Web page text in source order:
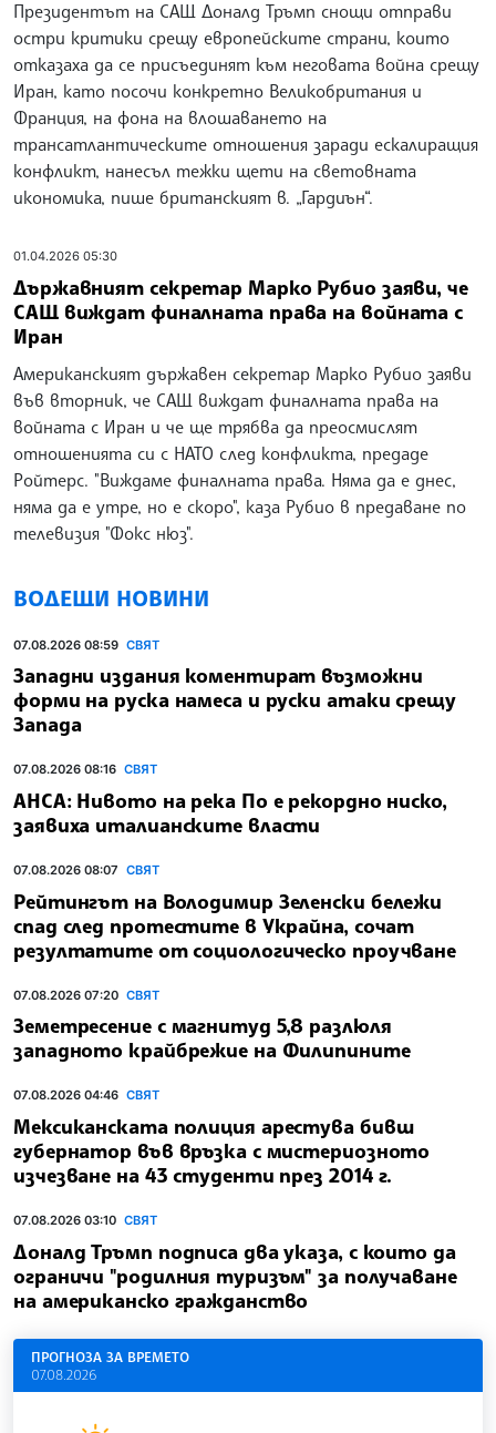
Президентът на САЩ Доналд Тръмп снощи отправи
остри критики срещу европейските страни, които
отказаха да се присъединят към неговата война срещу
Иран, като посочи конкретно Великобритания и
Франция, на фона на влошаването на
трансатлантическите отношения заради ескалиращия
конфликт, нанесъл тежки щети на световната
икономика, пише британският в. „Гардиън“.
01.04.2026 05:30
Държавният секретар Марко Рубио заяви, че
САЩ виждат финалната права на войната с
Иран
Американският държавен секретар Марко Рубио заяви
във вторник, че САЩ виждат финалната права на
войната с Иран и че ще трябва да преосмислят
отношенията си с НАТО след конфликта, предаде
Ройтерс. "Виждаме финалната права. Няма да е днес,
няма да е утре, но е скоро", каза Рубио в предаване по
телевизия "Фокс нюз".
ВОДЕЩИ НОВИНИ
07.08.2026 08:59 СВЯТ
Западни издания коментират възможни
форми на руска намеса и руски атаки срещу
Запада
07.08.2026 08:16 СВЯТ
АНСА: Нивото на река По е рекордно ниско,
заявиха италианските власти
07.08.2026 08:07 СВЯТ
Рейтингът на Володимир Зеленски бележи
спад след протестите в Украйна, сочат
резултатите от социологическо проучване
07.08.2026 07:20 СВЯТ
Земетресение с магнитуд 5,8 разлюля
западното крайбрежие на Филипините
07.08.2026 04:46 СВЯТ
Мексиканската полиция арестува бивш
губернатор във връзка с мистериозното
изчезване на 43 студенти през 2014 г.
07.08.2026 03:10 СВЯТ
Доналд Тръмп подписа два указа, с които да
ограничи "родилния туризъм" за получаване
на американско гражданство
ПРОГНОЗА ЗА ВРЕМЕТО
07.08.2026